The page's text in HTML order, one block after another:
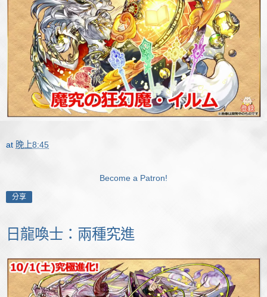
at 晚上8:45
Become a Patron!
分享
日龍喚士：兩種究進